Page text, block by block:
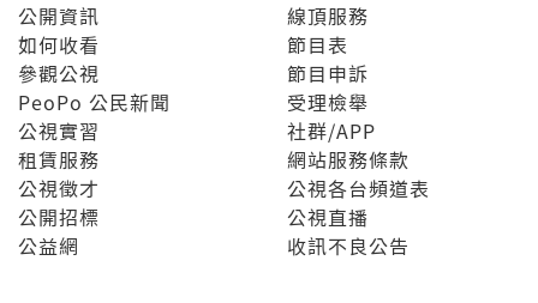
公開資訊
如何收看
參觀公視
PeoPo 公民新聞
公視實習
租賃服務
公視徵才
公開招標
公益網
線頂服務
節目表
節目申訴
受理檢舉
社群/APP
網站服務條款
公視各台頻道表
公視直播
收訊不良公告